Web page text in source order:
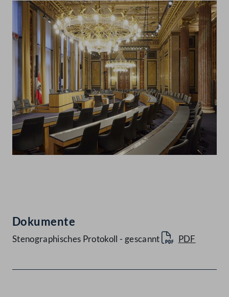
Dokumente
Stenographisches Protokoll - gescannt PDF